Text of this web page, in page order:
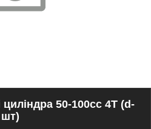
50-100сс 4Т (d-